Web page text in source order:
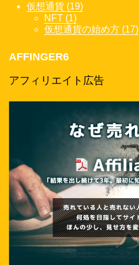
仮想通貨 (19)
NFT (1)
仮想通貨の始め方 (17)
AFFINGER6
アフィリエイト広告